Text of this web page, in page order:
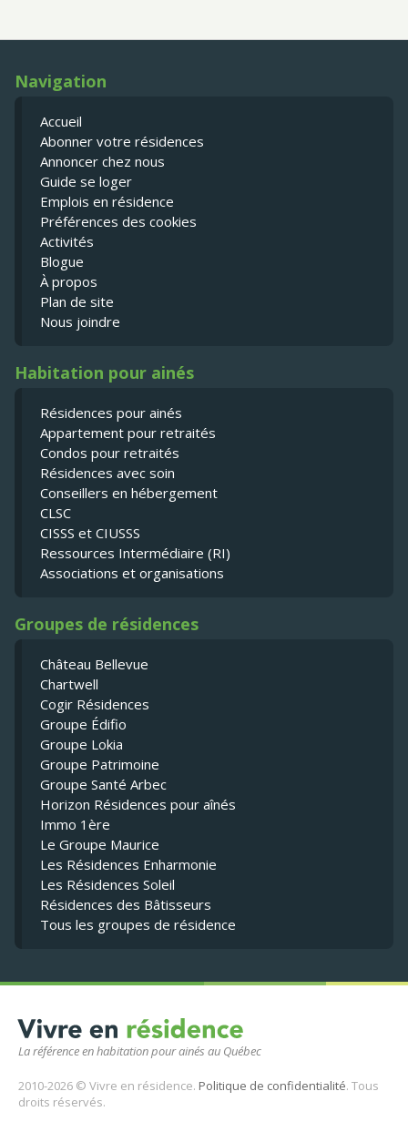
La référence en habitation pour ainés au Québec
2010-2026 © Vivre en résidence. Politique de confidentialité. Tous
droits réservés.
Navigation
Accueil
Abonner votre résidences
Annoncer chez nous
Guide se loger
Emplois en résidence
Préférences des cookies
Activités
Blogue
À propos
Plan de site
Nous joindre
Habitation pour ainés
Résidences pour ainés
Appartement pour retraités
Condos pour retraités
Résidences avec soin
Conseillers en hébergement
CLSC
CISSS et CIUSSS
Ressources Intermédiaire (RI)
Associations et organisations
Groupes de résidences
Château Bellevue
Chartwell
Cogir Résidences
Groupe Édifio
Groupe Lokia
Groupe Patrimoine
Groupe Santé Arbec
Horizon Résidences pour aînés
Immo 1ère
Le Groupe Maurice
Les Résidences Enharmonie
Les Résidences Soleil
Résidences des Bâtisseurs
Tous les groupes de résidence